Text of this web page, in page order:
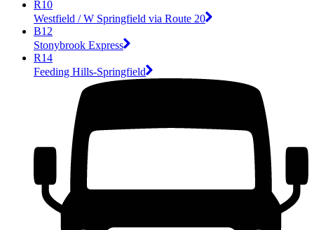
R10
Westfield / W Springfield via Route 20
B12
Stonybrook Express
R14
Feeding Hills-Springfield